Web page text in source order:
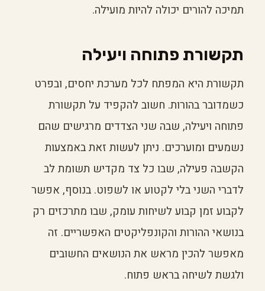
תמיכה להורים יכולה להיות מועילה.
תקשורת פתוחה ויעילה
תקשורת היא המפתח לכל מערכת יחסים, ובפרט
כשמדובר בהורות. חשוב להקפיד על תקשורת
פתוחה ויעילה, שבה שני הצדדים מרגישים שהם
נשמעים ומוערכים. ניתן לעשות זאת באמצעות
הקשבה פעילה, שבו כל צד מקדיש תשומת לב
לדברי השני בלי לקטוע או לשפוט. בנוסף, אפשר
לקבוע זמן קבוע לשיחות עומק, שבו מתרכזים רק
בנושאי ההורות והקונפליקטים האפשריים. זה
מאפשר להכין מראש את הנושאים החשובים
ולגשת לשיחה בראש פתוח.